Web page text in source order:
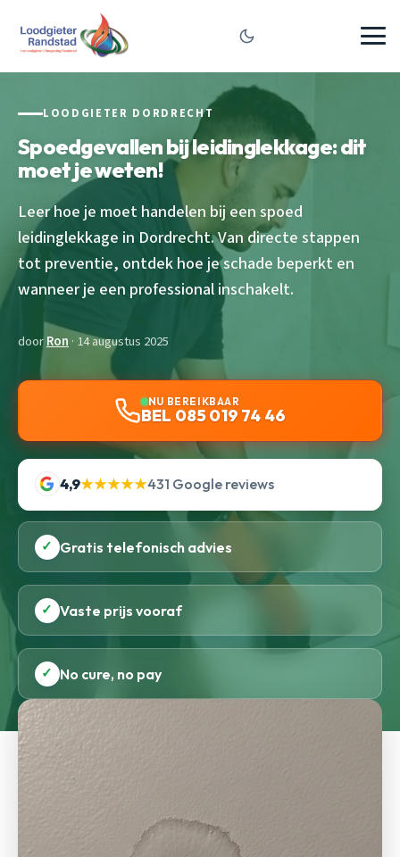
LOODGIETER DORDRECHT
Spoedgevallen bij leidinglekkage: dit
moet je weten!
Leer hoe je moet handelen bij een spoed
leidinglekkage in Dordrecht. Van directe stappen
tot preventie, ontdek hoe je schade beperkt en
wanneer je een professional inschakelt.
doorRon · 14 augustus 2025
NU BEREIKBAAR
BEL 085 019 74 46
4,9★★★★★431 Google reviews
✓ Gratis telefonisch advies
✓ Vaste prijs vooraf
✓ No cure, no pay